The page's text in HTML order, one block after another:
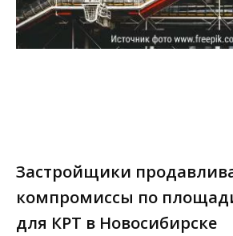
Застройщики
компромиссы по
для КРТ в Новосибирске